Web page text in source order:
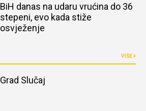
BiH danas na udaru vrućina do 36
stepeni, evo kada stiže
osvježenje
VIŠE
Grad Slučaj